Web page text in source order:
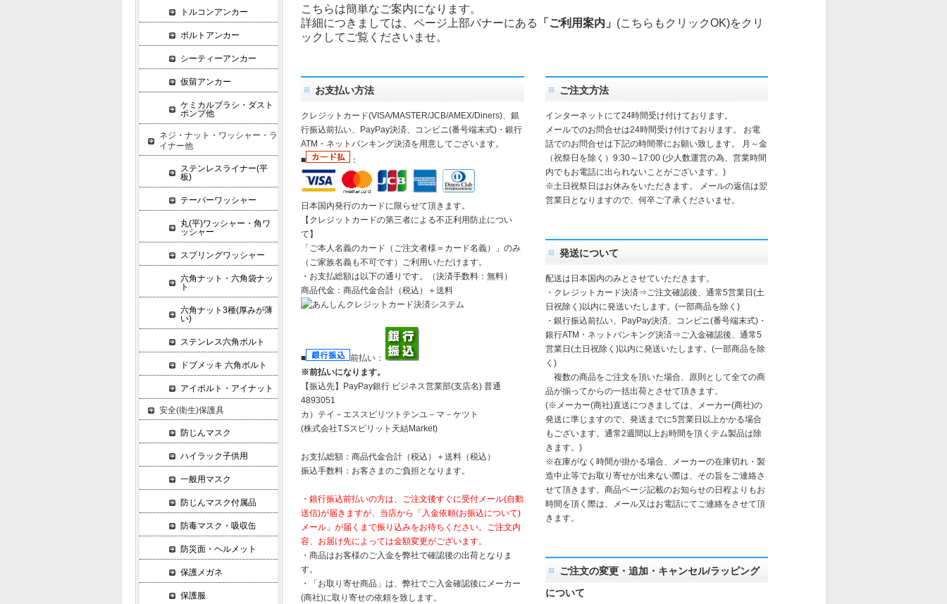
こちらは簡単なご案内になります。
詳細につきましては、ページ上部バナーにある
「ご利用案内」 (こちらもクリックOK)をクリ
ックしてご覧くださいませ。
お支払い方法
クレジットカード(VISA/MASTER/JCB/AMEX/Diners)、銀
行振込前払い、PayPay決済、コンビニ(番号端末式)・銀行
ATM・ネットバンキング決済を用意してございます。
■
：
日本国内発行のカードに限らせて頂きます。
【クレジットカードの第三者による不正利用防止につい
て】
「ご本人名義のカード（ご注文者様＝カード名義）」のみ
（ご家族名義も不可です）ご利用いただけます。
・お支払総額は以下の通りです。（決済手数料：無料）
商品代金：商品代金合計（税込）＋送料
■
前払い：
※前払いになります。
【振込先】
PayPay銀行 ビジネス営業部(支店名) 普通
4893051
カ）テイ－エススピリツトテンユ－マ－ケツト
(株式会社T.Sスピリット天結Market)
お支払総額：商品代金合計（税込）＋送料（税込）
振込手数料：お客さまのご負担となります。
・銀行振込前払いの方は、ご注文後すぐに受付メール(自動
送信)が届きますが、当店から「入金依頼(お振込について)
メール」が届くまで振り込みをお待ちください。ご注文内
容、お届け先によっては金額変更がございます。
・商品はお客様のご入金を弊社で確認後の出荷となりま
す。
・「お取り寄せ商品」は、弊社でご入金確認後にメーカー
(商社)に取り寄せの依頼を致します。
ご注文方法
インターネットにて24時間受け付けております。
メールでのお問合せは24時間受け付けております。 お電
話でのお問合せは下記の時間帯にお願い致します。 月～金
（祝祭日を除く）9:30～17:00 (少人数運営の為、営業時間
内でもお電話に出られないことがございます。)
※土日祝祭日はお休みをいただきます。 メールの返信は翌
営業日となりますので、何卒ご了承くださいませ。
発送について
配送は日本国内のみとさせていただきます。
・クレジットカード決済⇒ご注文確認後、通常5営業日(土
日祝除く)以内に発送いたします。(一部商品を除く)
・銀行振込前払い、PayPay決済、コンビニ(番号端末式)・
銀行ATM・ネットバンキング決済⇒ご入金確認後、通常5
営業日(土日祝除く)以内に発送いたします。(一部商品を除
く)
複数の商品をご注文を頂いた場合、原則として全ての商
品が揃ってからの一括出荷とさせて頂きます。
(※メーカー(商社)直送につきましては、メーカー(商社)の
発送に準じますので、発送までに5営業日以上かかる場合
もございます。通常2週間以上お時間を頂くテム製品は除
きます。)
※在庫がなく時間が掛かる場合、メーカーの在庫切れ・製
造中止等でお取り寄せが出来ない際は、その旨をご連絡さ
せて頂きます。商品ページ記載のお知らせの日程よりもお
時間を頂く際は、メール又はお電話にてご連絡をさせて頂
きます。
ご注文の変更・追加・キャンセル/ラッピング
について
トルコンアンカー
ボルトアンカー
シーティーアンカー
仮留アンカー
ケミカルブラシ・ダスト
ポンプ他
ネジ・ナット・ワッシャー・ラ
イナー他
ステンレスライナー(平
板)
テーパーワッシャー
丸(平)ワッシャー・角ワ
ッシャー
スプリングワッシャー
六角ナット・六角袋ナッ
ト
六角ナット3種(厚みが薄
い)
ステンレス六角ボルト
ドブメッキ 六角ボルト
アイボルト・アイナット
安全(衛生)保護具
防じんマスク
ハイラック子供用
一般用マスク
防じんマスク付属品
防毒マスク・吸収缶
防災面・ヘルメット
保護メガネ
保護服